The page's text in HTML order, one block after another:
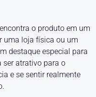
o produto em um
uma loja física ou um
destaque especial para
ser atrativo para o
e se sentir realmente